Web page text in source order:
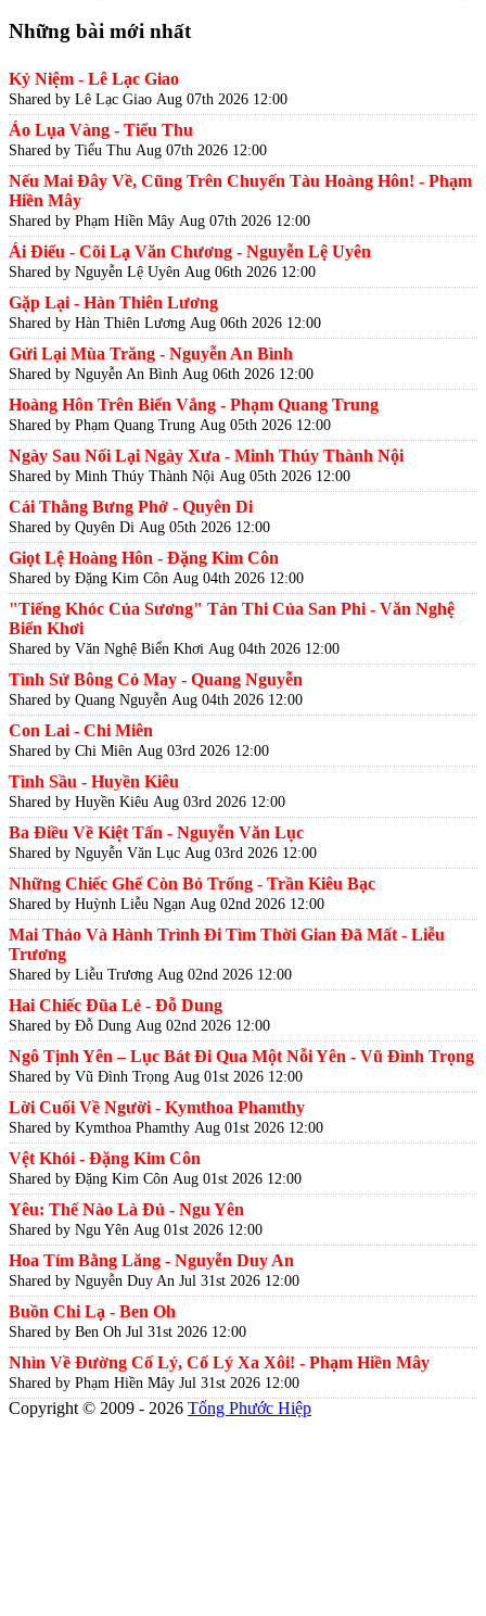
Những bài mới nhất
Kỷ Niệm - Lê Lạc Giao
Shared by Lê Lạc Giao Aug 07th 2026 12:00
Áo Lụa Vàng - Tiểu Thu
Shared by Tiểu Thu Aug 07th 2026 12:00
Nếu Mai Đây Về, Cũng Trên Chuyến Tàu Hoàng Hôn! - Phạm
Hiền Mây
Shared by Phạm Hiền Mây Aug 07th 2026 12:00
Ái Điểu - Cõi Lạ Văn Chương - Nguyễn Lệ Uyên
Shared by Nguyễn Lệ Uyên Aug 06th 2026 12:00
Gặp Lại - Hàn Thiên Lương
Shared by Hàn Thiên Lương Aug 06th 2026 12:00
Gửi Lại Mùa Trăng - Nguyễn An Bình
Shared by Nguyễn An Bình Aug 06th 2026 12:00
Hoàng Hôn Trên Biển Vắng - Phạm Quang Trung
Shared by Phạm Quang Trung Aug 05th 2026 12:00
Ngày Sau Nối Lại Ngày Xưa - Minh Thúy Thành Nội
Shared by Minh Thúy Thành Nội Aug 05th 2026 12:00
Cái Thằng Bưng Phở - Quyên Di
Shared by Quyên Di Aug 05th 2026 12:00
Giọt Lệ Hoàng Hôn - Đặng Kim Côn
Shared by Đặng Kim Côn Aug 04th 2026 12:00
"Tiếng Khóc Của Sương" Tản Thi Của San Phi - Văn Nghệ
Biển Khơi
Shared by Văn Nghệ Biển Khơi Aug 04th 2026 12:00
Tình Sử Bông Cỏ May - Quang Nguyễn
Shared by Quang Nguyễn Aug 04th 2026 12:00
Con Lai - Chi Miên
Shared by Chi Miên Aug 03rd 2026 12:00
Tình Sầu - Huyền Kiêu
Shared by Huyền Kiêu Aug 03rd 2026 12:00
Ba Điều Về Kiệt Tấn - Nguyễn Văn Lục
Shared by Nguyễn Văn Lục Aug 03rd 2026 12:00
Những Chiếc Ghế Còn Bỏ Trống - Trần Kiêu Bạc
Shared by Huỳnh Liễu Ngạn Aug 02nd 2026 12:00
Mai Thảo Và Hành Trình Đi Tìm Thời Gian Đã Mất - Liễu
Trương
Shared by Liễu Trương Aug 02nd 2026 12:00
Hai Chiếc Đũa Lẻ - Đỗ Dung
Shared by Đỗ Dung Aug 02nd 2026 12:00
Ngô Tịnh Yên – Lục Bát Đi Qua Một Nỗi Yên - Vũ Đình Trọng
Shared by Vũ Đình Trọng Aug 01st 2026 12:00
Lời Cuối Về Người - Kymthoa Phamthy
Shared by Kymthoa Phamthy Aug 01st 2026 12:00
Vệt Khói - Đặng Kim Côn
Shared by Đặng Kim Côn Aug 01st 2026 12:00
Yêu: Thế Nào Là Đủ - Ngu Yên
Shared by Ngu Yên Aug 01st 2026 12:00
Hoa Tím Bằng Lăng - Nguyễn Duy An
Shared by Nguyễn Duy An Jul 31st 2026 12:00
Buồn Chi Lạ - Ben Oh
Shared by Ben Oh Jul 31st 2026 12:00
Nhìn Về Đường Cố Lý, Cố Lý Xa Xôi! - Phạm Hiền Mây
Shared by Phạm Hiền Mây Jul 31st 2026 12:00
Copyright © 2009 - 2026 Tống Phước Hiệp